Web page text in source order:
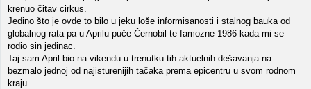
krenuo čitav cirkus.
Jedino što je ovde to bilo u jeku loše informisanosti i stalnog bauka od
globalnog rata pa u Aprilu puče Černobil te famozne 1986 kada mi se
rodio sin jedinac.
Taj sam April bio na vikendu u trenutku tih aktuelnih dešavanja na
bezmalo jednoj od najisturenijih tačaka prema epicentru u svom rodnom
kraju.